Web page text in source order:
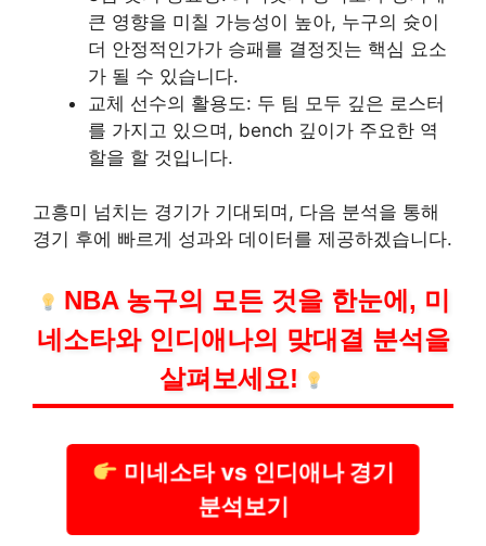
큰 영향을 미칠 가능성이 높아, 누구의 슛이
더 안정적인가가 승패를 결정짓는 핵심 요소
가 될 수 있습니다.
교체 선수의 활용도: 두 팀 모두 깊은 로스터
를 가지고 있으며, bench 깊이가 주요한 역
할을 할 것입니다.
고흥미 넘치는 경기가 기대되며, 다음 분석을 통해
경기 후에 빠르게 성과와 데이터를 제공하겠습니다.
NBA 농구의 모든 것을 한눈에, 미
네소타와 인디애나의 맞대결 분석을
살펴보세요!
미네소타 vs 인디애나 경기
분석보기